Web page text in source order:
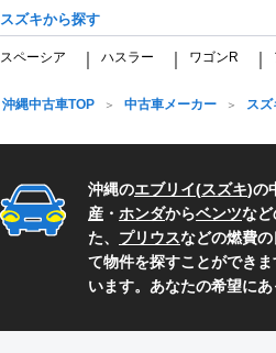
スズキから探す
スペーシア ハスラー ワゴンR
沖縄中古車TOP 中古車メーカー ス
沖縄のエブリイ(スズキ)の
産 ・ ホンダからベンツなど
た、 プリウスなどの燃費
て物件を探すことができま
います。あなたの希望に